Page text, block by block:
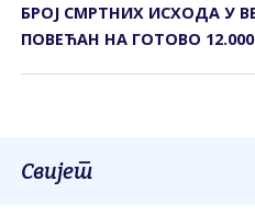
БРОЈ СМРТНИХ ИСХОДА У
ПОВЕЋАН НА ГОТОВО 12.000
Свијет